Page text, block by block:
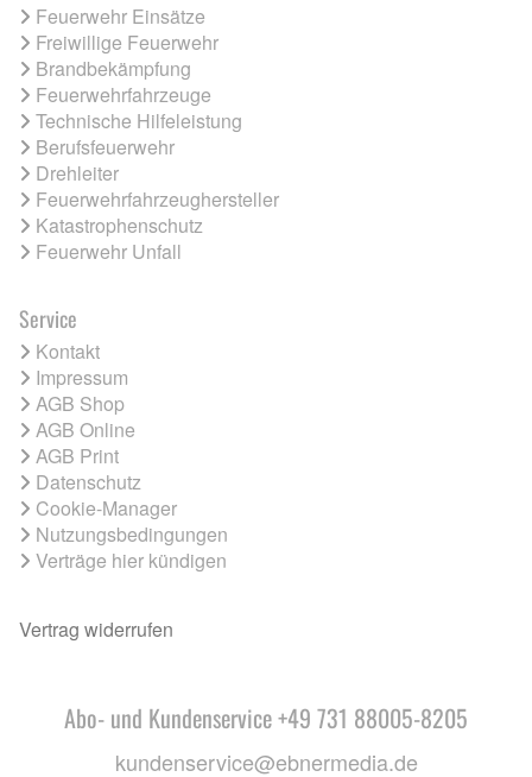
Feuerwehr Einsätze
Freiwillige Feuerwehr
Brandbekämpfung
Feuerwehrfahrzeuge
Technische Hilfeleistung
Berufsfeuerwehr
Drehleiter
Feuerwehrfahrzeughersteller
Katastrophenschutz
Feuerwehr Unfall
Service
Kontakt
Impressum
AGB Shop
AGB Online
AGB Print
Datenschutz
Cookie-Manager
Nutzungsbedingungen
Verträge hier kündigen
Vertrag widerrufen
Abo- und Kundenservice +49 731 88005-8205
kundenservice@ebnermedia.de